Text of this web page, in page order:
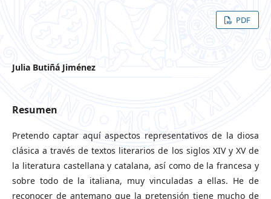
PDF
Julia Butiñá Jiménez
Resumen
Pretendo captar aquí aspectos representativos de la diosa
clásica a través de textos literarios de los siglos XIV y XV de
la literatura castellana y catalana, así como de la francesa y
sobre todo de la italiana, muy vinculadas a ellas. He de
reconocer de antemano que la pretensión tiene mucho de